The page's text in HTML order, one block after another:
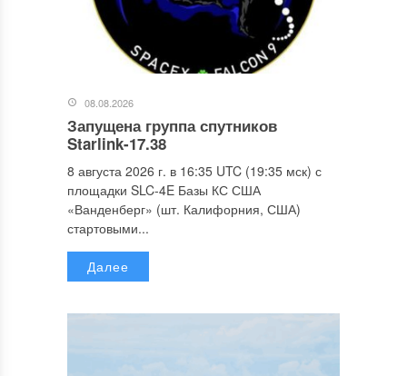
08.08.2026
Запущена группа спутников
Starlink-17.38
8 августа 2026 г. в 16:35 UTC (19:35 мск) с
площадки SLC-4E Базы КС США
«Ванденберг» (шт. Калифорния, США)
стартовыми...
Далее